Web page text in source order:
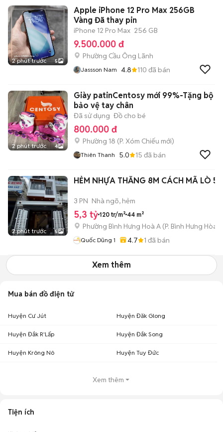
2 phút trước 5
Apple iPhone 12 Pro Max 256GB
Vàng Đã thay pin
iPhone 12 Pro Max 256 GB
9.500.000 đ
Phường Cầu Ông Lãnh
Jassson Nam 4.8 110 đã bán
2 phút trước 4
Giày patinCentosy mới 99%-Tặng bộ
bảo vệ tay chân
Đã sử dụng Đồ cho bé
800.000 đ
Phường 18 (P. Xóm Chiếu mới)
Thiên Thanh 5.0 15 đã bán
2 phút trước 5
HẺM NHỰA THẲNG 8M CÁCH MÃ LÒ
3 PN Nhà ngõ, hẻm
5,3 tỷ 120 tr/m² 44 m²
Phường Bình Hưng Hoà A (P. Bình Hưng Hòa
Quốc Dũng 1 4.7 1 đã bán
Xem thêm
Mua bán đồ điện tử
Huyện Cư Jút Huyện Đăk Glong
Huyện Đắk R'Lấp Huyện Đắk Song
Huyện Krông Nô Huyện Tuy Đức
Xem thêm
Tiện ích